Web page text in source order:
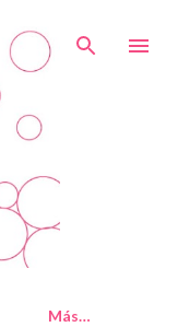
Más…